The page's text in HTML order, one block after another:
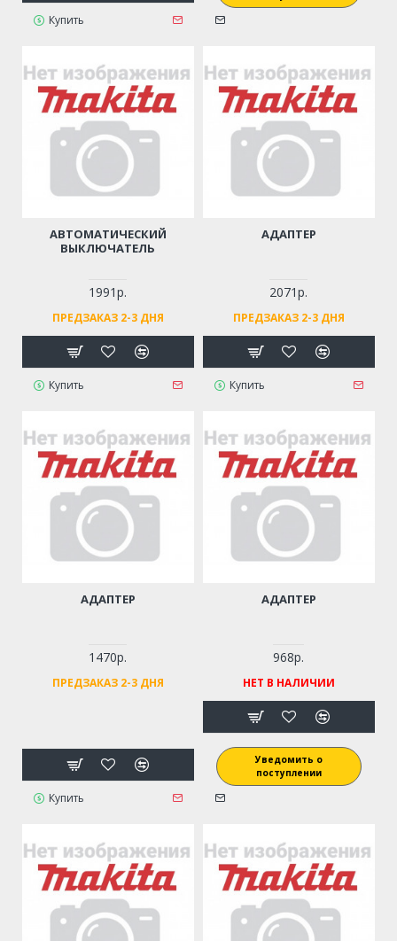
Купить
АВТОМАТИЧЕСКИЙ
ВЫКЛЮЧАТЕЛЬ
1991р.
ПРЕДЗАКАЗ 2-3 ДНЯ
Купить
АДАПТЕР
2071р.
ПРЕДЗАКАЗ 2-3 ДНЯ
Купить
АДАПТЕР
1470р.
ПРЕДЗАКАЗ 2-3 ДНЯ
Купить
АДАПТЕР
968р.
НЕТ В НАЛИЧИИ
Уведомить о
поступлении